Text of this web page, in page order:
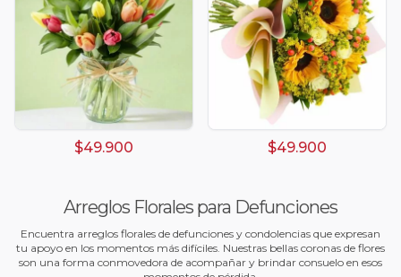
$49.900 $49.900
Arreglos Florales para Defunciones
Encuentra arreglos florales de defunciones y condolencias que expresan
tu apoyo en los momentos más difíciles. Nuestras bellas coronas de flores
son una forma conmovedora de acompañar y brindar consuelo en esos